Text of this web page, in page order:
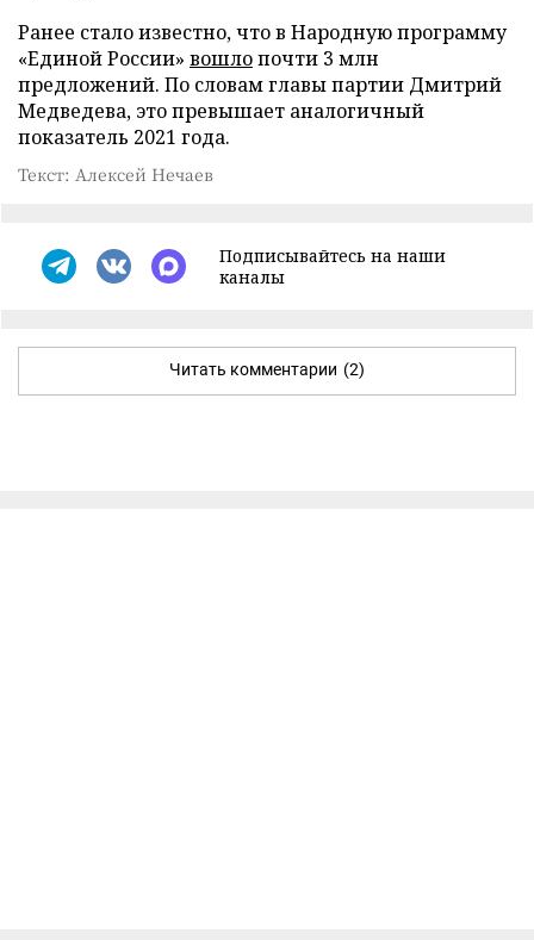
Ранее стало известно, что в Народную программу
«Единой России» вошлопочти 3 млн
предложений. По словам главы партии Дмитрий
Медведева, это превышает аналогичный
показатель 2021 года.
Текст: Алексей Нечаев
Подписывайтесь на наши
каналы
Читать комментарии (2)